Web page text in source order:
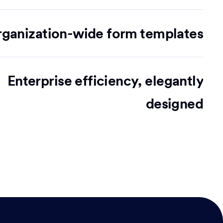
wide form templates
Enterprise efficiency, elegantly
designed